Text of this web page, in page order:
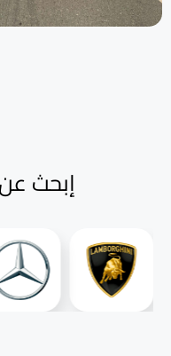
إبحث